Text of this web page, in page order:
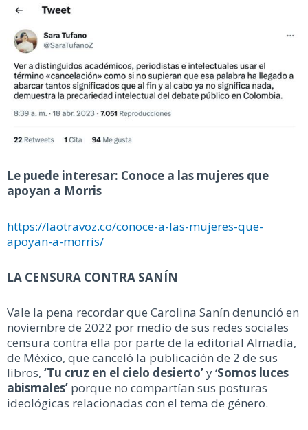
Le puede interesar: Conoce a las mujeres que
apoyan a Morris
https://laotravoz.co/conoce-a-las-mujeres-que-
apoyan-a-morris/
LA CENSURA CONTRA SANÍN
Vale la pena recordar que Carolina Sanín denunció en
noviembre de 2022 por medio de sus redes sociales
censura contra ella por parte de la editorial Almadía,
de México, que canceló la publicación de 2 de sus
libros, ‘Tu cruz en el cielo desierto’y ‘Somos luces
abismales’ porque no compartían sus posturas
ideológicas relacionadas con el tema de género.